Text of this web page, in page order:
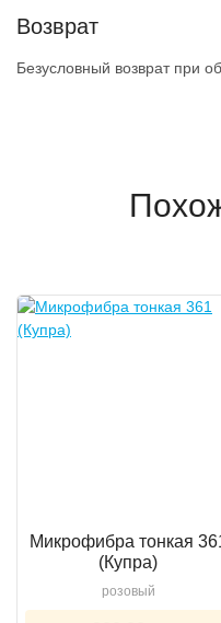
Возврат
Безусловный возврат при
Микрофибра тонкая
(Купра)
розовый